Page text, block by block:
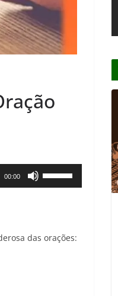
00:00
Use
as
cima
das orações: